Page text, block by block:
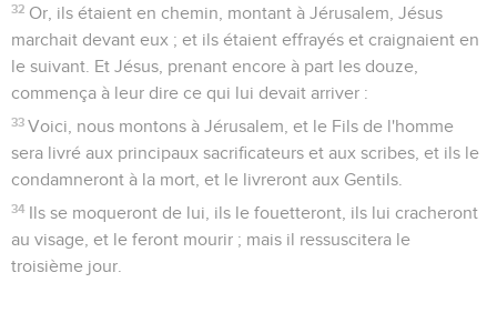
32 Or, ils étaient en chemin, montant à Jérusalem, Jésus
marchait devant eux ; et ils étaient effrayés et craignaient en
le suivant. Et Jésus, prenant encore à part les douze,
commença à leur dire ce qui lui devait arriver :
33 Voici, nous montons à Jérusalem, et le Fils de l'homme
sera livré aux principaux sacrificateurs et aux scribes, et ils le
condamneront à la mort, et le livreront aux Gentils.
34 Ils se moqueront de lui, ils le fouetteront, ils lui cracheront
au visage, et le feront mourir ; mais il ressuscitera le
troisième jour.